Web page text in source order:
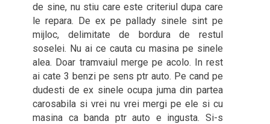
de sine, nu stiu care este criteriul dupa care
le repara. De ex pe pallady sinele sint pe
mijloc, delimitate de bordura de restul
soselei. Nu ai ce cauta cu masina pe sinele
alea. Doar tramvaiul merge pe acolo. In rest
ai cate 3 benzi pe sens ptr auto. Pe cand pe
dudesti de ex sinele ocupa juma din partea
carosabila si vrei nu vrei mergi pe ele si cu
masina ca banda ptr auto e ingusta. Si-s